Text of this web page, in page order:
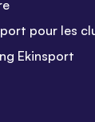
pour les
Ekinsport